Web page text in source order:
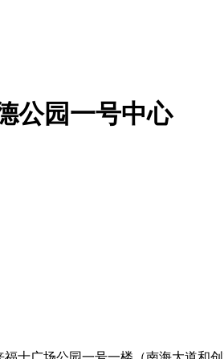
公园一号中心